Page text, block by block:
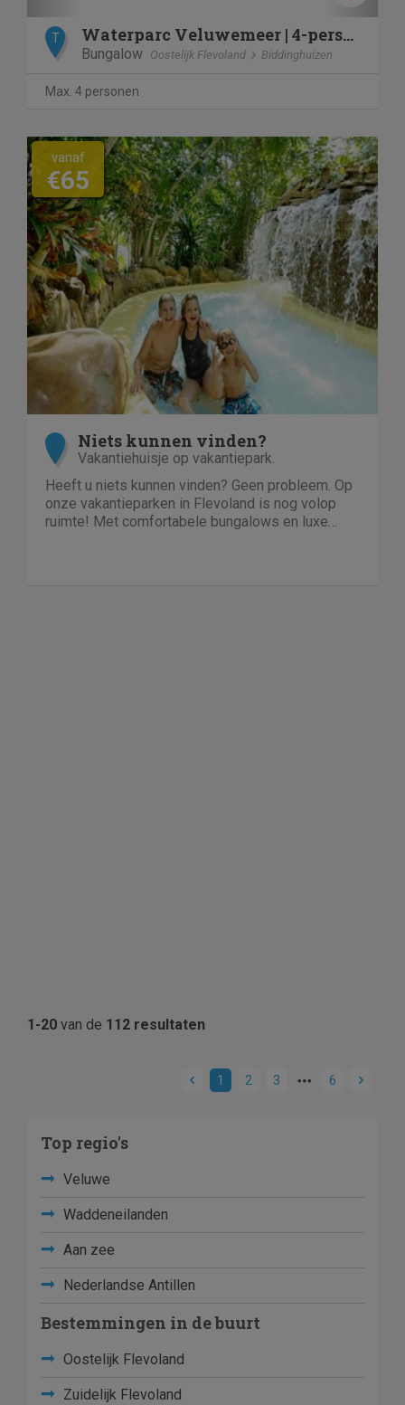
T Waterparc Veluwemeer | 4-persoons bungalow | 4L1
Bungalow Oostelijk Flevoland Biddinghuizen
Max. 4 personen
vanaf
€65
Niets kunnen vinden?
Vakantiehuisje op vakantiepark.
Heeft u niets kunnen vinden? Geen probleem. Op
onze vakantieparken in Flevoland is nog volop
ruimte! Met comfortabele bungalows en luxe
1-20 van de 112 resultaten
1 2 3 6
Top regio's
Veluwe
Waddeneilanden
Aan zee
Nederlandse Antillen
Bestemmingen in de buurt
Oostelijk Flevoland
Zuidelijk Flevoland